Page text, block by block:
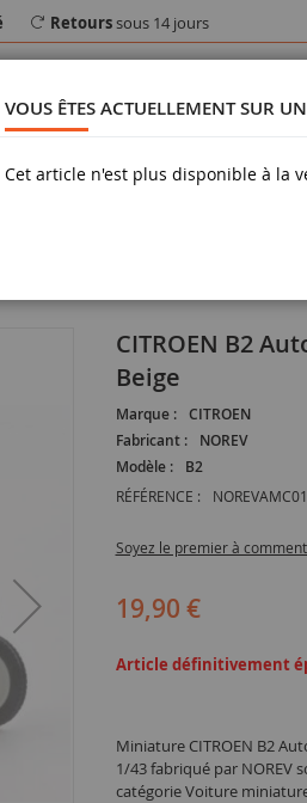
Retourssous 14 jours
CITROEN B2 Autochenille Scarabée d'or 1922
Beige
Marque :
CITROEN
Fabricant :
NOREV
Modèle :
B2
RÉFÉRENCE :
Soyez le premier à
19,90 €
Article définitivement
Miniature CITROEN B2
1/43 fabriqué par NOREV
catégorie Voiture
VOUS ÊTES ACTUELLEMENT SUR
Cet article n'est plus disponible à la